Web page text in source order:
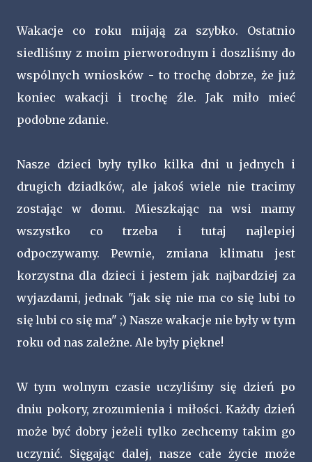
Wakacje co roku mijają za szybko. Ostatnio
siedliśmy z moim pierworodnym i doszliśmy do
wspólnych wniosków - to trochę dobrze, że już
koniec wakacji i trochę źle. Jak miło mieć
podobne zdanie.
Nasze dzieci były tylko kilka dni u jednych i
drugich dziadków, ale jakoś wiele nie tracimy
zostając w domu. Mieszkając na wsi mamy
wszystko co trzeba i tutaj najlepiej
odpoczywamy. Pewnie, zmiana klimatu jest
korzystna dla dzieci i jestem jak najbardziej za
wyjazdami, jednak "jak się nie ma co się lubi to
się lubi co się ma" ;) Nasze wakacje nie były w tym
roku od nas zależne. Ale były piękne!
W tym wolnym czasie uczyliśmy się dzień po
dniu pokory, zrozumienia i miłości. Każdy dzień
może być dobry jeżeli tylko zechcemy takim go
uczynić. Sięgając dalej, nasze całe życie może